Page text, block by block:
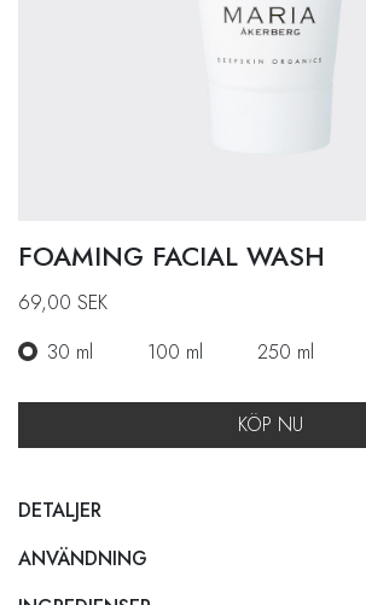
FOAMING FACIAL WASH
69,00 SEK
30 ml
100 ml 250 ml
KÖP NU
DETALJER
ANVÄNDNING